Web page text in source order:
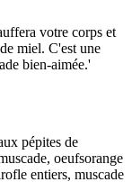
votre corps et
miel. C'est une
bien-aimée.'
pépites de
oeufsorange
entiers, muscade